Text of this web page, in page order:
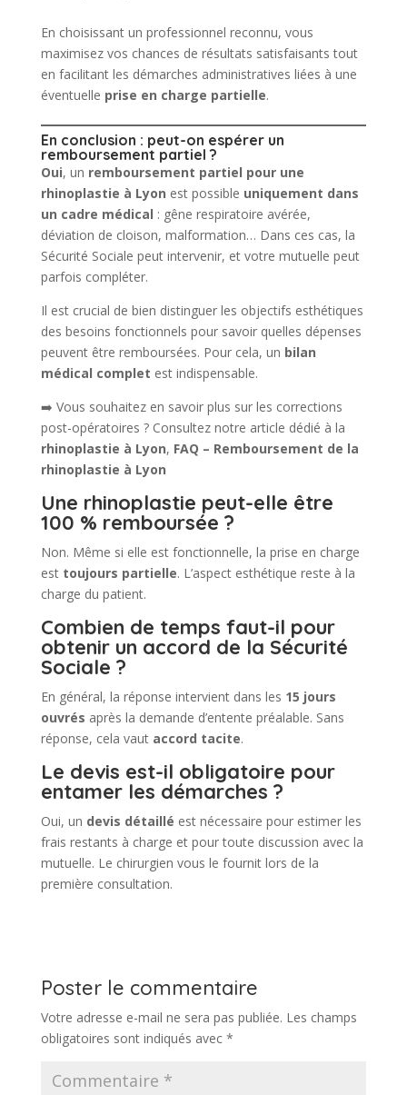
En choisissant un professionnel reconnu, vous
maximisez vos chances de résultats satisfaisants tout
en facilitant les démarches administratives liées à une
éventuelle prise en charge partielle.
En conclusion : peut-on espérer un
remboursement partiel ?
Oui, un remboursement partiel pour une
rhinoplastie à Lyon est possible uniquement dans
un cadre médical : gêne respiratoire avérée,
déviation de cloison, malformation… Dans ces cas, la
Sécurité Sociale peut intervenir, et votre mutuelle peut
parfois compléter.
Il est crucial de bien distinguer les objectifs esthétiques
des besoins fonctionnels pour savoir quelles dépenses
peuvent être remboursées. Pour cela, un bilan
médical complet est indispensable.
➡️ Vous souhaitez en savoir plus sur les corrections
post-opératoires ? Consultez notre article dédié à la
rhinoplastie à Lyon, FAQ – Remboursement de la
rhinoplastie à Lyon
Une rhinoplastie peut-elle être
100 % remboursée ?
Non. Même si elle est fonctionnelle, la prise en charge
est toujours partielle. L’aspect esthétique reste à la
charge du patient.
Combien de temps faut-il pour
obtenir un accord de la Sécurité
Sociale ?
En général, la réponse intervient dans les 15 jours
ouvrés après la demande d’entente préalable. Sans
réponse, cela vaut accord tacite.
Le devis est-il obligatoire pour
entamer les démarches ?
Oui, un devis détaillé est nécessaire pour estimer les
frais restants à charge et pour toute discussion avec la
mutuelle. Le chirurgien vous le fournit lors de la
première consultation.
Poster le commentaire
Votre adresse e-mail ne sera pas publiée. Les champs
obligatoires sont indiqués avec *